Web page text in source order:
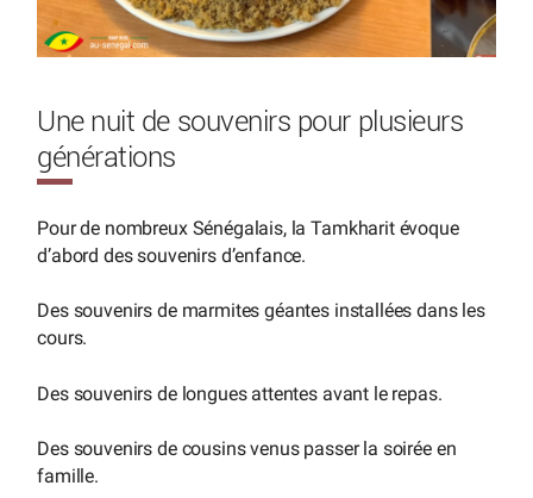
Une nuit de souvenirs pour plusieurs
générations
Pour de nombreux Sénégalais, la Tamkharit évoque
d’abord des souvenirs d’enfance.
Des souvenirs de marmites géantes installées dans les
cours.
Des souvenirs de longues attentes avant le repas.
Des souvenirs de cousins venus passer la soirée en
famille.